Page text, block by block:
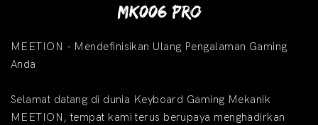
MK006 Pro
MEETION - Mendefinisikan Ulang Pengalaman Gaming
Anda
Selamat datang di dunia Keyboard Gaming Mekanik
MEETION, tempat kami terus berupaya menghadirkan